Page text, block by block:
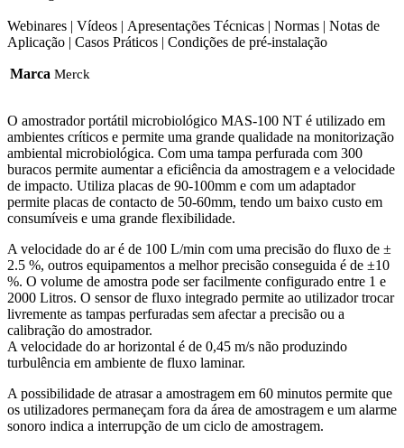
Webinares | Vídeos | Apresentações Técnicas | Normas | Notas de
Aplicação | Casos Práticos | Condições de pré-instalação
Marca Merck
O amostrador portátil microbiológico MAS-100 NT é utilizado em
ambientes críticos e permite uma grande qualidade na monitorização
ambiental microbiológica. Com uma tampa perfurada com 300
buracos permite aumentar a eficiência da amostragem e a velocidade
de impacto. Utiliza placas de 90-100mm e com um adaptador
permite placas de contacto de 50-60mm, tendo um baixo custo em
consumíveis e uma grande flexibilidade.
A velocidade do ar é de 100 L/min com uma precisão do fluxo de ±
2.5 %, outros equipamentos a melhor precisão conseguida é de ±10
%. O volume de amostra pode ser facilmente configurado entre 1 e
2000 Litros. O sensor de fluxo integrado permite ao utilizador trocar
livremente as tampas perfuradas sem afectar a precisão ou a
calibração do amostrador.
A velocidade do ar horizontal é de 0,45 m/s não produzindo
turbulência em ambiente de fluxo laminar.
A possibilidade de atrasar a amostragem em 60 minutos permite que
os utilizadores permaneçam fora da área de amostragem e um alarme
sonoro indica a interrupção de um ciclo de amostragem.